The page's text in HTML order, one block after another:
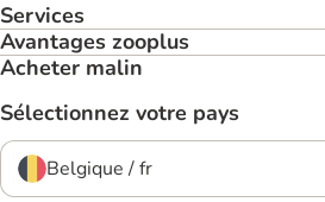
Services
Avantages zooplus
Acheter malin
Sélectionnez votre pays
Belgique / fr